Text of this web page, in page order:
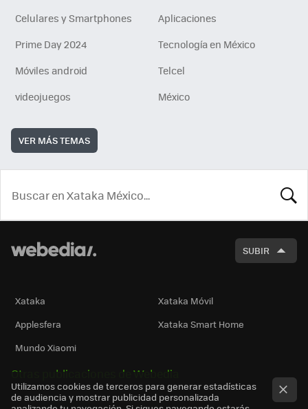
Celulares y Smartphones
Aplicaciones
Prime Day 2024
Tecnología en México
Móviles android
Telcel
videojuegos
México
VER MÁS TEMAS
SUBIR
Xataka
Xataka Móvil
Applesfera
Xataka Smart Home
Mundo Xiaomi
Otras publicaciones de Webedia
Utilizamos cookies de terceros para generar estadísticas
de audiencia y mostrar publicidad personalizada